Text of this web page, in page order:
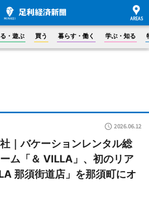
・遊ぶ 買う 暮らす・働く 学ぶ・知る
2026.06.12
｜バケーションレンタル総
ム「＆ VILLA」、初のリア
那須街道店」を那須町にオ